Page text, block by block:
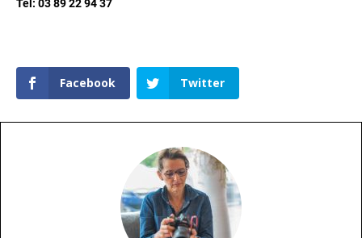
Tel: 03 89 22 94 37
Facebook Twitter